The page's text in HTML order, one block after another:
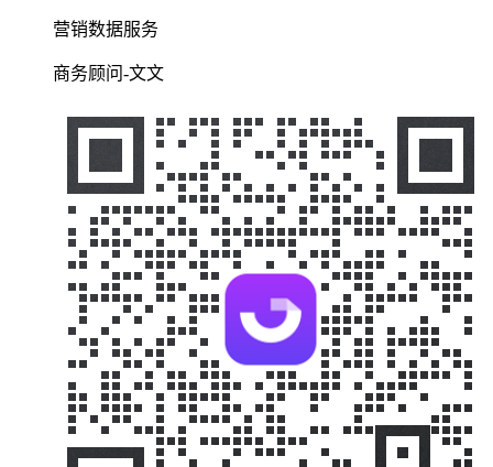
营销数据服务
商务顾问-文文